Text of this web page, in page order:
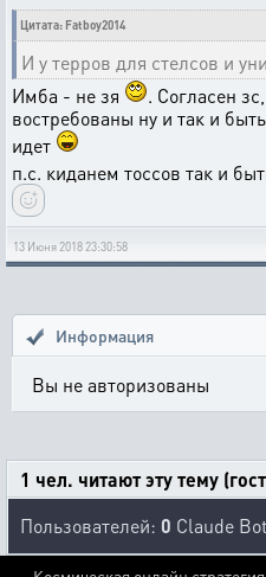
Цитата: Fatboy2014
И у терров для стелсов и
Имба - не зя
. Согласен
востребованы ну и так и
идет
п.с. киданем тоссов так и
13 Июня 2018 23:30:58
Информация
Вы не авторизованы
1 чел. читают эту тему
Пользователей: 0 Claude Bot